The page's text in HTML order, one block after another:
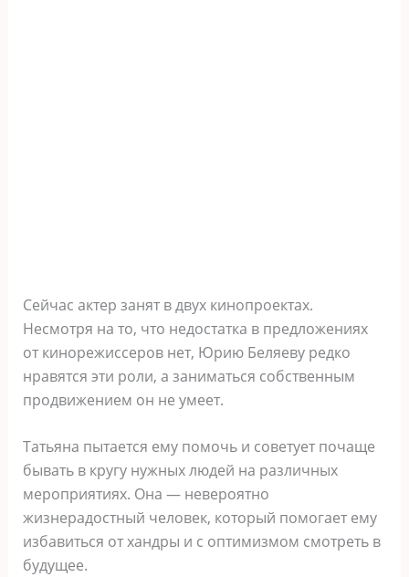
Сейчас актер занят в двух кинопроектах.
Несмотря на то, что недостатка в предложениях
от кинорежиссеров нет, Юрию Беляеву редко
нравятся эти роли, а заниматься собственным
продвижением он не умеет.
Татьяна пытается ему помочь и советует почаще
бывать в кругу нужных людей на различных
мероприятиях. Она — невероятно
жизнерадостный человек, который помогает ему
избавиться от хандры и с оптимизмом смотреть в
будущее.